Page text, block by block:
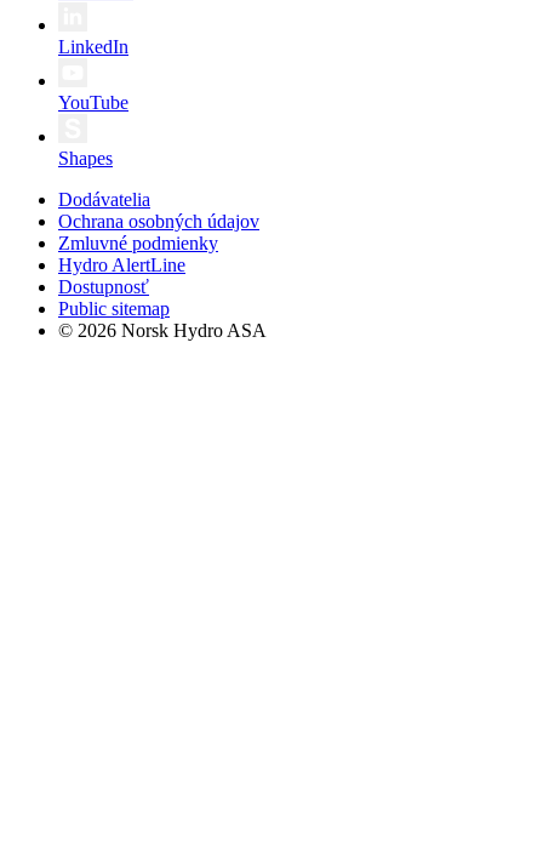
LinkedIn
YouTube
Shapes
Dodávatelia
Ochrana osobných údajov
Zmluvné podmienky
Hydro AlertLine
Dostupnosť
Public sitemap
© 2026 Norsk Hydro ASA